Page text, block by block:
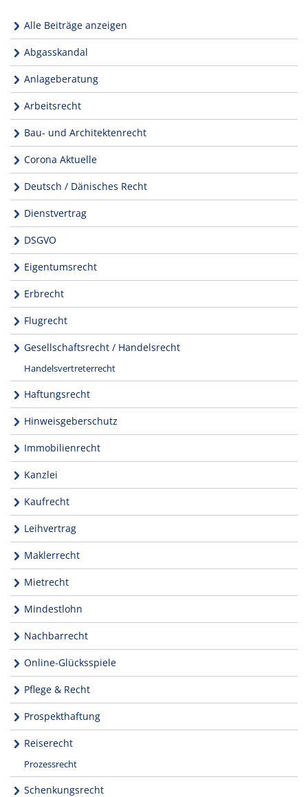
Alle Beiträge anzeigen
Abgasskandal
Anlageberatung
Arbeitsrecht
Bau- und Architektenrecht
Corona Aktuelle
Deutsch / Dänisches Recht
Dienstvertrag
DSGVO
Eigentumsrecht
Erbrecht
Flugrecht
Gesellschaftsrecht / Handelsrecht
Handelsvertreterrecht
Haftungsrecht
Hinweisgeberschutz
Immobilienrecht
Kanzlei
Kaufrecht
Leihvertrag
Maklerrecht
Mietrecht
Mindestlohn
Nachbarrecht
Online-Glücksspiele
Pflege & Recht
Prospekthaftung
Reiserecht
Prozessrecht
Schenkungsrecht